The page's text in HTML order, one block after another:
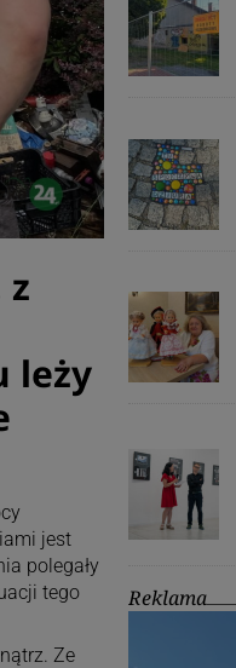
z
leży
jest
polegały
tego
Ze
Reklama